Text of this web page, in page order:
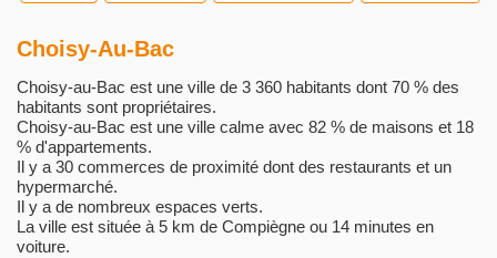
Choisy-Au-Bac
Choisy-au-Bac est une ville de 3 360 habitants dont 70 % des
habitants sont propriétaires.
Choisy-au-Bac est une ville calme avec 82 % de maisons et 18
% d'appartements.
Il y a 30 commerces de proximité dont des restaurants et un
hypermarché.
Il y a de nombreux espaces verts.
La ville est située à 5 km de Compiègne ou 14 minutes en
voiture.